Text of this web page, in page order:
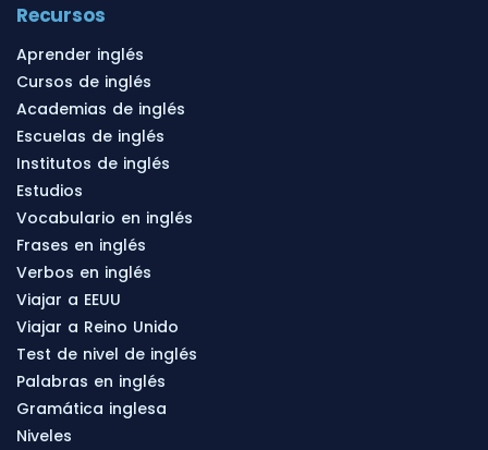
Recursos
Aprender inglés
Cursos de inglés
Academias de inglés
Escuelas de inglés
Institutos de inglés
Estudios
Vocabulario en inglés
Frases en inglés
Verbos en inglés
Viajar a EEUU
Viajar a Reino Unido
Test de nivel de inglés
Palabras en inglés
Gramática inglesa
Niveles